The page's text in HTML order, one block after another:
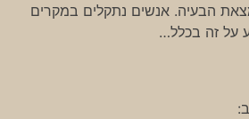
הבעיה. אנשים נתקלים במקרים
על זה בכלל…